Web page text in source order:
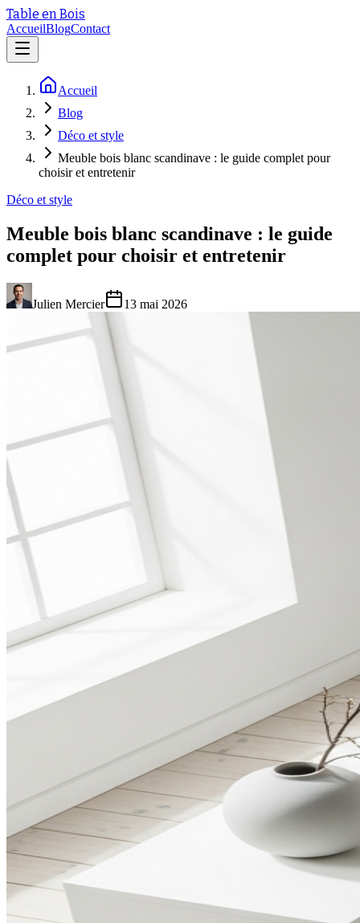
Table en Bois
AccueilBlogContact
Accueil
Blog
Déco et style
Meuble bois blanc scandinave : le guide complet pour
choisir et entretenir
Déco et style
Meuble bois blanc scandinave : le guide
complet pour choisir et entretenir
Julien Mercier 13 mai 2026